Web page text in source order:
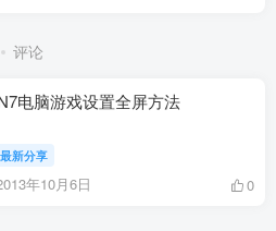
评论
电脑游戏设置全屏方法
最新分享
年10月6日 0